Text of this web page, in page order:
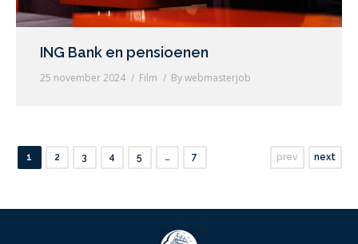
ING Bank en pensioenen
25 november 2024 Film Bywebmasterjob
1 2 3 4 5 … 7 prev next